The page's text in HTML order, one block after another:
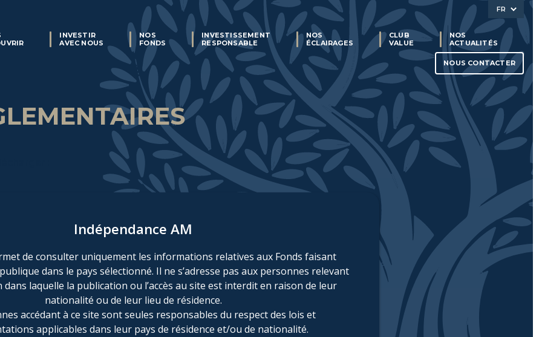
FR
INVESTIR
AVEC NOUS
NOS
FONDS
INVESTISSEMENT
RESPONSABLE
NOS
ÉCLAIRAGES
CLUB
VALUE
NOS
ACTUALITÉS
NOUS CONTACTER
aux frais d'intermédiation
Indépendance AM
de consulter uniquement les informations relatives aux Fonds faisant
dans le pays sélectionné. Il ne s’adresse pas aux personnes relevant
dans laquelle la publication ou l’accès au site est interdit en raison de leur
nationalité ou de leur lieu de résidence.
accédant à ce site sont seules responsables du respect des lois et
applicables dans leur pays de résidence et/ou de nationalité.